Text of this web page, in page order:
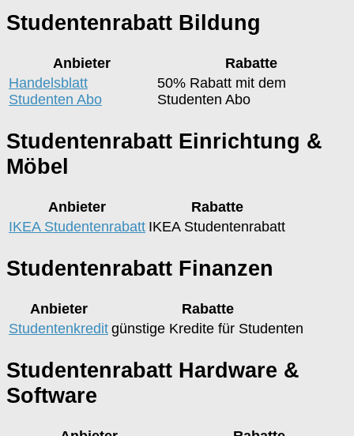
Studentenrabatt Bildung
Anbieter
Rabatte
Handelsblatt
Studenten Abo
50% Rabatt mit dem
Studenten Abo
Studentenrabatt Einrichtung &
Möbel
Anbieter
Rabatte
IKEA Studentenrabatt IKEA Studentenrabatt
Studentenrabatt Finanzen
Anbieter
Rabatte
Studentenkredit günstige Kredite für Studenten
Studentenrabatt Hardware &
Software